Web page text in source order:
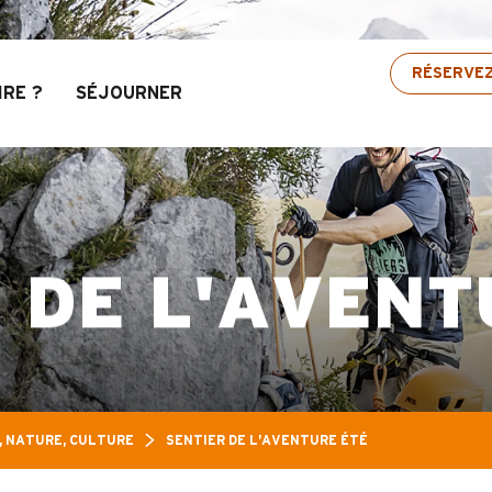
: Jusqu’à 30% de réduction sur une
? SÉJOURNER
DE
NATURE, CULTURE SENTIER DE L’AVENTURE ÉTÉ